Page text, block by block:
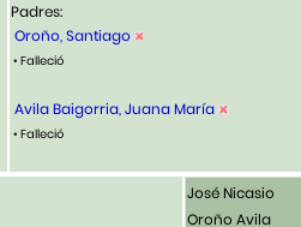
Padres:
Oroño, Santiago
• Falleció
Avila Baigorria, Juana María
• Falleció
José Nicasio
Oroño Avila